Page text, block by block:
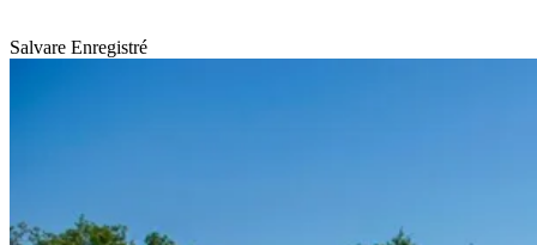
Salvare Enregistré